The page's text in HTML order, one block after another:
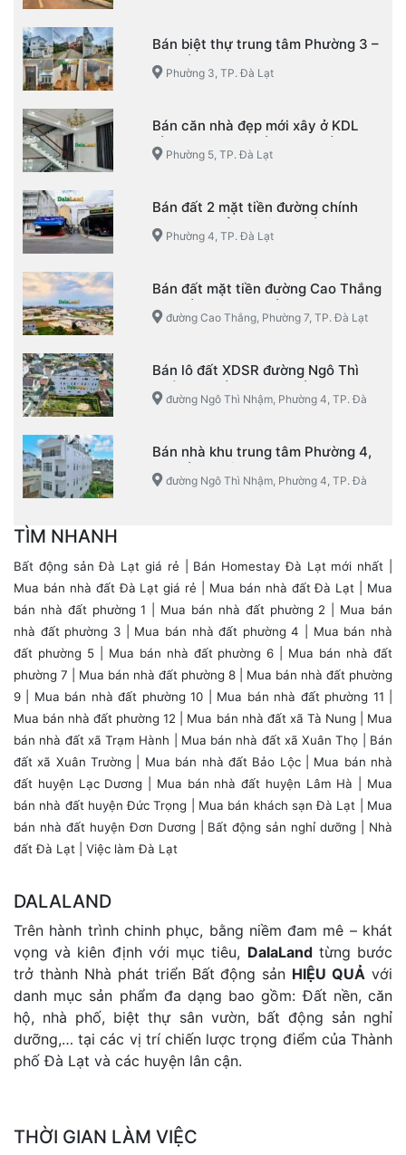
Bán biệt thự trung tâm Phường 3 –
TP. Đà Lạt
Phường 3, TP. Đà Lạt
Bán căn nhà đẹp mới xây ở KDL
Làng Hoa Vạn Thành – Phường 5 –
TP. Đà Lạt
Phường 5, TP. Đà Lạt
Bán đất 2 mặt tiền đường chính
KQH Mạc Đỉnh Chi – Phường 4 –
TP. Đà Lạt
Phường 4, TP. Đà Lạt
Bán đất mặt tiền đường Cao Thắng
– Phường 7 – TP. Đà Lạt
đường Cao Thắng, Phường 7, TP. Đà Lạt
Bán lô đất XDSR đường Ngô Thì
Nhậm, Phường 4, TP. Đà Lạt
đường Ngô Thì Nhậm, Phường 4, TP. Đà
Bán nhà khu trung tâm Phường 4,
TP. Đà Lạt view đẹp
đường Ngô Thì Nhậm, Phường 4, TP. Đà
TÌM NHANH
Bất động sản Đà Lạt giá rẻ Bán Homestay Đà Lạt mới nhất
Mua bán nhà đất Đà Lạt giá rẻ
Mua bán nhà đất Đà Lạt
Mua
bán nhà đất phường 1
Mua bán nhà đất phường 2
Mua bán
nhà đất phường 3| Mua bán nhà đất phường 4
Mua bán nhà
đất phường 5| Mua bán nhà đất phường 6
Mua bán nhà đất
phường 7
Mua bán nhà đất phường 8
Mua bán nhà đất phường
9
Mua bán nhà đất phường 10 Mua bán nhà đất phường 11
Mua bán nhà đất phường 12 | Mua bán nhà đất xã Tà Nung | Mua
bán nhà đất xã Trạm Hành
Mua bán nhà đất xã Xuân Thọ
Bán
đất xã Xuân Trường
Mua bán nhà đất Bảo Lộc| Mua bán nhà
đất huyện Lạc Dương
Mua bán nhà đất huyện Lâm Hà
Mua
bán nhà đất huyện Đức Trọng
Mua bán khách sạn Đà Lạt | Mua
bán nhà đất huyện Đơn Dương | Bất động sản nghỉ dưỡng
Nhà
đất Đà Lạt
Việc làm Đà Lạt
DALALAND
Trên hành trình chinh phục, bằng niềm đam mê – khát
vọng và kiên định với mục tiêu, DalaLandtừng bước
trở thành Nhà phát triển Bất động sản HIỆU QUẢ với
danh mục sản phẩm đa dạng bao gồm: Đất nền, căn
hộ, nhà phố, biệt thự sân vườn, bất động sản nghỉ
dưỡng,… tại các vị trí chiến lược trọng điểm của Thành
phố Đà Lạt và các huyện lân cận.
THỜI GIAN LÀM VIỆC